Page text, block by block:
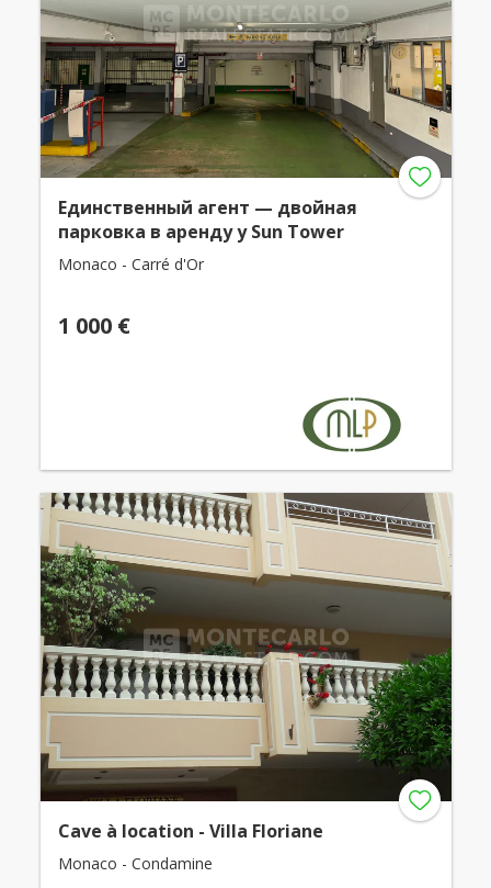
Единственный агент — двойная
парковка в аренду у Sun Tower
Monaco - Carré d'Or
1 000 €
Cave à location - Villa Floriane
Monaco - Condamine